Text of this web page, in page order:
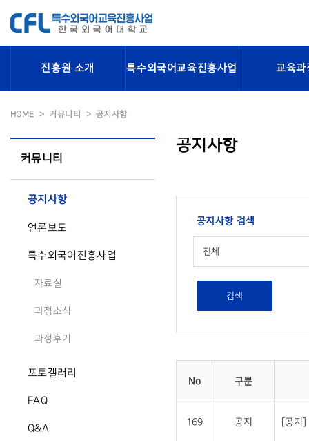
진흥원 소개 특수외국어교육진흥사업 교육과
HOME 커뮤니티 공지사항
커뮤니티
공지사항
언론보도
특수외국어진흥사업
자료실
과정소식
과정후기
포토갤러리
FAQ
Q&A
공지사항
공지사항 검색
전체
검색
No 구분
169 공지 [공지]